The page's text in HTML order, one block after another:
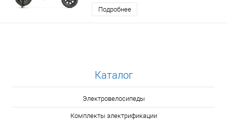
Подробнее
Каталог
Электровелосипеды
Комплекты электрификации